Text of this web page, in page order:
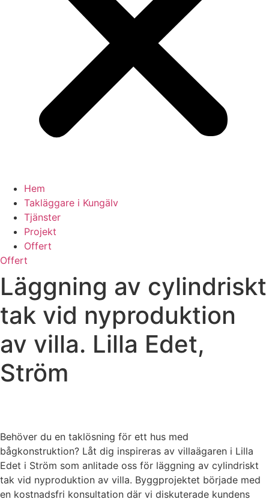
Hem
Takläggare i Kungälv
Tjänster
Projekt
Offert
Offert
Läggning av cylindriskt
tak vid nyproduktion
av villa. Lilla Edet,
Ström
Behöver du en taklösning för ett hus med
bågkonstruktion? Låt dig inspireras av villaägaren i Lilla
Edet i Ström som anlitade oss för läggning av cylindriskt
tak vid nyproduktion av villa. Byggprojektet började med
en kostnadsfri konsultation där vi diskuterade kundens